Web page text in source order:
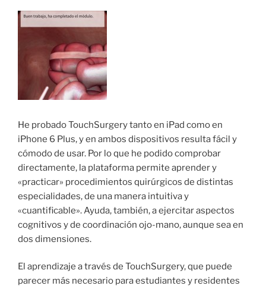
He probado TouchSurgery tanto en iPad como en
iPhone 6 Plus, y en ambos dispositivos resulta fácil y
cómodo de usar. Por lo que he podido comprobar
directamente, la plataforma permite aprender y
«practicar» procedimientos quirúrgicos de distintas
especialidades, de una manera intuitiva y
«cuantificable». Ayuda, también, a ejercitar aspectos
cognitivos y de coordinación ojo-mano, aunque sea en
dos dimensiones.
El aprendizaje a través de TouchSurgery, que puede
parecer más necesario para estudiantes y residentes